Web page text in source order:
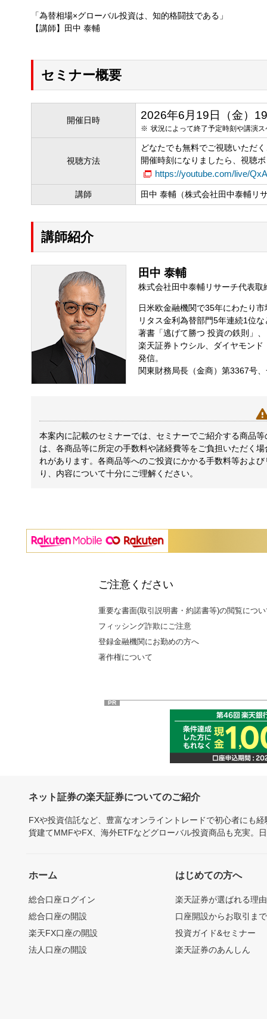
「為替相場×グローバル投資は、知的格闘技である」
【講師】田中 泰輔
セミナー概要
開催日時 2026年6月19日（金）
状況によって終了予定時刻や講演
視聴方法
どなたでも無料でご視聴いただ
開催時刻になりましたら、視聴
https://youtube.com/live/
講師 田中 泰輔（株式会社田中泰輔リ
講師紹介
田中 泰輔
株式会社田中泰輔リサーチ代表
日米欧金融機関で35年にわたり
リタス金利為替部門5年連続1位
著書「逃げて勝つ 投資の鉄則」
楽天証券トウシル、ダイヤモン
発信。
関東財務局長（金商）第3367号
本案内に記載のセミナーでは、セミナーでご紹介する商品
は、各商品等に所定の手数料や諸経費等をご負担いただく
れがあります。各商品等へのご投資にかかる手数料等およ
り、内容について十分にご理解ください。
ご注意ください
重要な書面(取引説明書・約諾書等)の閲覧につ
フィッシング詐欺にご注意
登録金融機関にお勤めの方へ
著作権について
PR
ネット証券の楽天証券についてのご紹介
FXや投資信託など、豊富なオンライントレードで初心者にも
貨建てMMFやFX、海外ETFなどグローバル投資商品も充実。
ホーム
総合口座ログイン
総合口座の開設
楽天FX口座の開設
法人口座の開設
はじめての方へ
楽天証券が選ばれる理由
口座開設からお取引ま
投資ガイド&セミナー
楽天証券のあんしん